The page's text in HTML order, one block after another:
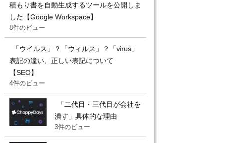
積もり書を自動生成するツールを公開しま
した【Google Workspace】
8件のビュー
「ウイルス」？「ウィルス」？「virus」
表記の違い、正しい表記について
【SEO】
4件のビュー
「二代目・三代目が会社を
潰す」具体的な理由
3件のビュー